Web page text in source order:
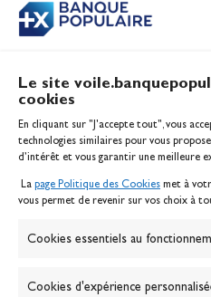
Le site
cookies
En cliquant sur "J'accepte tout", vous
technologies similaires pour vous
d’intérêt et vous garantir une meilleure
La page Politique des Cookies met à
vous permet de revenir sur vos choix à
Cookies essentiels au
Cookies d'expérience
CONTENU
Inscription serveur
Contact
Politique des
Banque de la voile
Passion Voile TV